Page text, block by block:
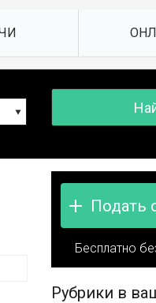
Подать
Бесплатно
Рубрики в